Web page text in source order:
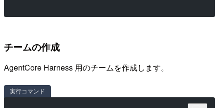
チームの作成
AgentCore Harness 用のチームを作成します。
実行コマンド